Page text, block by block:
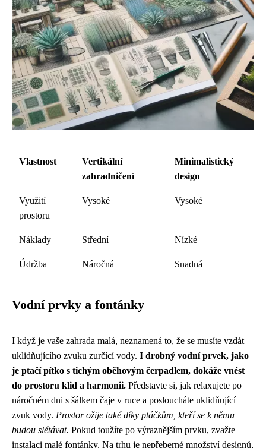
Vlastnost
Vertikální
zahradničení
Minimalistický
design
Využití
prostoru
Vysoké Vysoké
Náklady Střední Nízké
Údržba Náročná Snadná
Vodní prvky a fontánky
I když je vaše zahrada malá, neznamená to, že se musíte vzdát
uklidňujícího zvuku zurčící vody. I drobný vodní prvek, jako
je ptačí pítko s tichým oběhovým čerpadlem, dokáže vnést
do prostoru klid a harmonii. Představte si, jak relaxujete po
náročném dni s šálkem čaje v ruce a posloucháte uklidňující
zvuk vody. Prostor ožije také díky ptáčkům, kteří se k němu
budou slétávat. Pokud toužíte po výraznějším prvku, zvažte
instalaci malé fontánky. Na trhu je nepřeberné množství designů,